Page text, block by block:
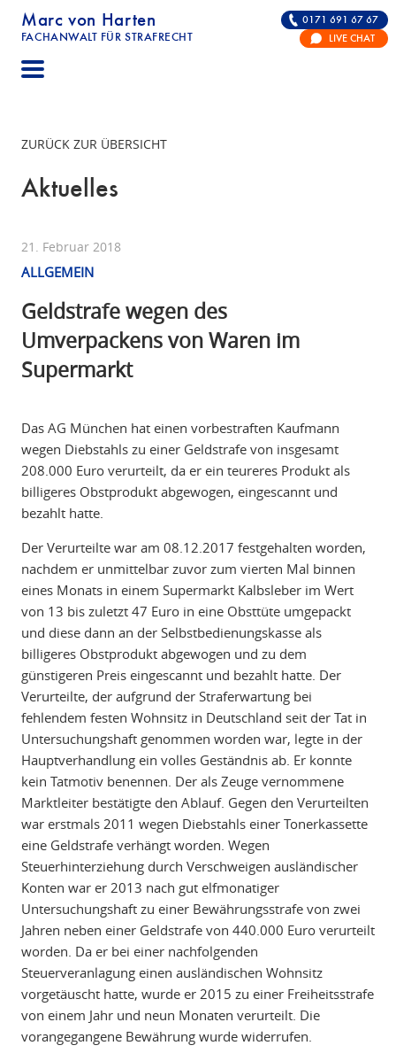
Marc von Harten
FACHANWALT FÜR STRAFRECHT
STRAFRECHT | RECHTSANWALT FÜR DIE
0171 691 67 67
LIVE CHAT
ZURÜCK ZUR ÜBERSICHT
Aktuelles
21. Februar 2018
ALLGEMEIN
Geldstrafe wegen des
Umverpackens von Waren im
Supermarkt
Das AG München hat einen vorbestraften Kaufmann
wegen Diebstahls zu einer Geldstrafe von insgesamt
208.000 Euro verurteilt, da er ein teureres Produkt als
billigeres Obstprodukt abgewogen, eingescannt und
bezahlt hatte.
Der Verurteilte war am 08.12.2017 festgehalten worden,
nachdem er unmittelbar zuvor zum vierten Mal binnen
eines Monats in einem Supermarkt Kalbsleber im Wert
von 13 bis zuletzt 47 Euro in eine Obsttüte umgepackt
und diese dann an der Selbstbedienungskasse als
billigeres Obstprodukt abgewogen und zu dem
günstigeren Preis eingescannt und bezahlt hatte. Der
Verurteilte, der aufgrund der Straferwartung bei
fehlendem festen Wohnsitz in Deutschland seit der Tat in
Untersuchungshaft genommen worden war, legte in der
Hauptverhandlung ein volles Geständnis ab. Er konnte
kein Tatmotiv benennen. Der als Zeuge vernommene
Marktleiter bestätigte den Ablauf. Gegen den Verurteilten
war erstmals 2011 wegen Diebstahls einer Tonerkassette
eine Geldstrafe verhängt worden. Wegen
Steuerhinterziehung durch Verschweigen ausländischer
Konten war er 2013 nach gut elfmonatiger
Untersuchungshaft zu einer Bewährungsstrafe von zwei
Jahren neben einer Geldstrafe von 440.000 Euro verurteilt
worden. Da er bei einer nachfolgenden
Steuerveranlagung einen ausländischen Wohnsitz
vorgetäuscht hatte, wurde er 2015 zu einer Freiheitsstrafe
von einem Jahr und neun Monaten verurteilt. Die
vorangegangene Bewährung wurde widerrufen.